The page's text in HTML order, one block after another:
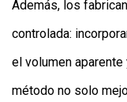
Además, los
controlada:
el volumen
método no solo